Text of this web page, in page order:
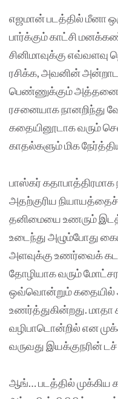
எஜமான் படத்தில் மீனா
பார்க்கும் காட்சி
சினிமாவுக்கு
ரசிக்க, அவனின்
பெண்ணுக்கும்
ரசனையாக நானறிந்து
கதையினூடாக வரும்
காதல்களும் மிக
பாஸ்கர் கதாபாத்திரமாக
அதற்குரிய
தனிமையை உணரும்
உடைந்து அழும்போது
அளவுக்கு உணர்வைக்
தோழியாக வரும்
ஒவ்வொன்றும் கதையில்
உணர்த்துகின்றது. மாதா
வழிபாடொன்றில் என
வருவது இயக்குநரின்
ஆங்… படத்தில் முக்கிய